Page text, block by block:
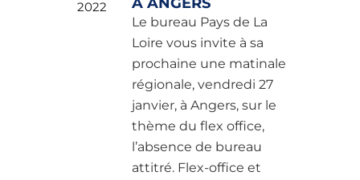
2022
Le bureau Pays de La
Loire vous invite à sa
prochaine une matinale
régionale, vendredi 27
janvier, à Angers, sur le
thème du flex office,
l’absence de bureau
attitré. Flex-office et